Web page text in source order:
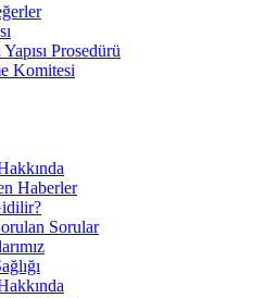
Prosedürü
Komitesi
Haberler
Sorular